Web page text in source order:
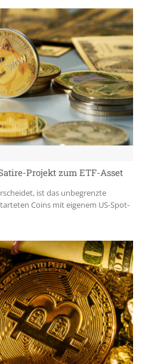
Projekt zum ETF-Asset
ist das unbegrenzte
Coins mit eigenem US-Spot-